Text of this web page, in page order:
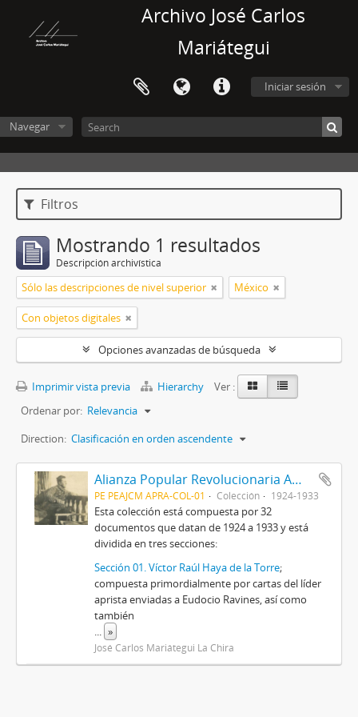
Archivo José Carlos
Mariátegui
Iniciar sesión
Navegar
Filtros
Mostrando 1 resultados
Descripción archivística
Sólo las descripciones de nivel superior México
Con objetos digitales
Opciones avanzadas de búsqueda
Imprimir vista previa Hierarchy
Ver :
Ordenar por: Relevancia
Direction: Clasificación en orden ascendente
Alianza Popular Revolucionaria Americana-APRA (Colección)
PE PEAJCM APRA-COL-01 Colección 1924-1933
Esta colección está compuesta por 32
documentos que datan de 1924 a 1933 y está
dividida en tres secciones:
Sección 01. Víctor Raúl Haya de la Torre;
compuesta primordialmente por cartas del líder
aprista enviadas a Eudocio Ravines, así como
también
... »
José Carlos Mariátegui La Chira